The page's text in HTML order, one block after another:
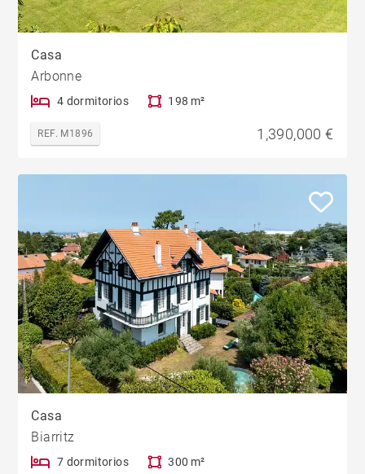
Casa
Arbonne
4 dormitorios 198 m²
REF. M1896 1,390,000 €
Casa
Biarritz
7 dormitorios 300 m²